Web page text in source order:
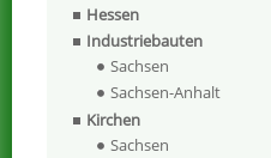
Hessen
Industriebauten
Sachsen
Sachsen-Anhalt
Kirchen
Sachsen